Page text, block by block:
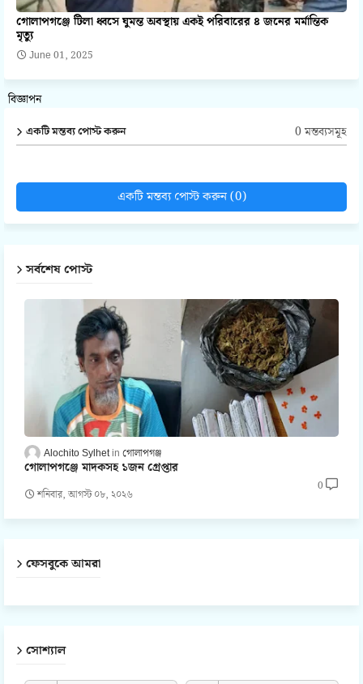
গোলাপগঞ্জে টিলা ধ্বসে ঘুমন্ত অবস্থায় একই পরিবারের ৪ জনের মর্মান্তিক
মৃত্যু
June 01, 2025
বিজ্ঞাপন
একটি মন্তব্য পোস্ট করুন 0 মন্তব্যসমূহ
একটি মন্তব্য পোস্ট করুন (0)
সর্বশেষ পোস্ট
Alochito Sylhet গোলাপগঞ্জ
গোলাপগঞ্জে মাদকসহ ১জন গ্রেপ্তার
শনিবার, আগস্ট ০৮, ২০২৬
0
ফেসবুকে আমরা
সোশ্যাল